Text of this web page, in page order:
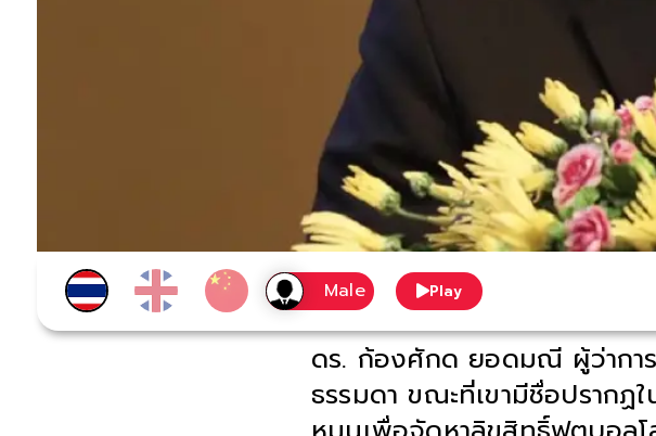
Play
ดร. ก้องศักด ยอดมณี ผู้ว่าการ
ธรรมดา ขณะที่เขามีชื่อปรากฏ